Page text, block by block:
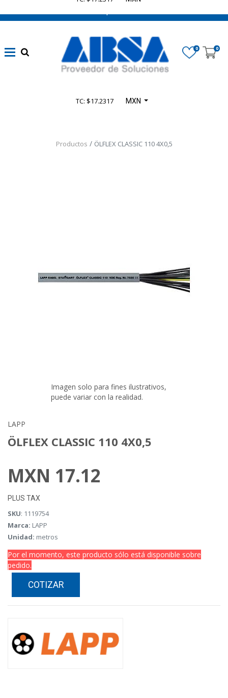
0 0
TC: $17.2317 MXN
Productos ÖLFLEX CLASSIC 110 4X0,5
Imagen solo para fines ilustrativos,
puede variar con la realidad.
LAPP
ÖLFLEX CLASSIC 110 4X0,5
MXN 17.12
PLUS TAX
SKU: 1119754
Marca: LAPP
Unidad: metros
Por el momento, este producto sólo está disponible sobre
pedido.
COTIZAR